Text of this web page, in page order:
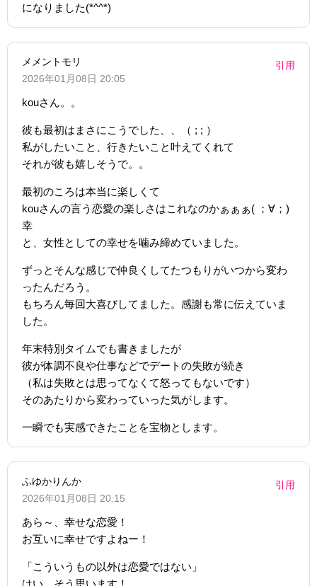
になりました(*^^*)
メメントモリ
2026年01月08日 20:05
引用
kouさん。。
彼も最初はまさにこうでした、、（ ; ; ）
私がしたいこと、行きたいこと叶えてくれて
それが彼も嬉しそうで。。
最初のころは本当に楽しくて
kouさんの言う恋愛の楽しさはこれなのかぁぁぁ( ；∀；)
幸
と、女性としての幸せを噛み締めていました。
ずっとそんな感じで仲良くしてたつもりがいつから変わ
ったんだろう。
もちろん毎回大喜びしてました。感謝も常に伝えていま
した。
年末特別タイムでも書きましたが
彼が体調不良や仕事などでデートの失敗が続き
（私は失敗とは思ってなくて怒ってもないです）
そのあたりから変わっていった気がします。
一瞬でも実感できたことを宝物とします。
ふゆかりんか
2026年01月08日 20:15
引用
あら～、幸せな恋愛！
お互いに幸せですよねー！
「こういうもの以外は恋愛ではない」
はい、そう思います！